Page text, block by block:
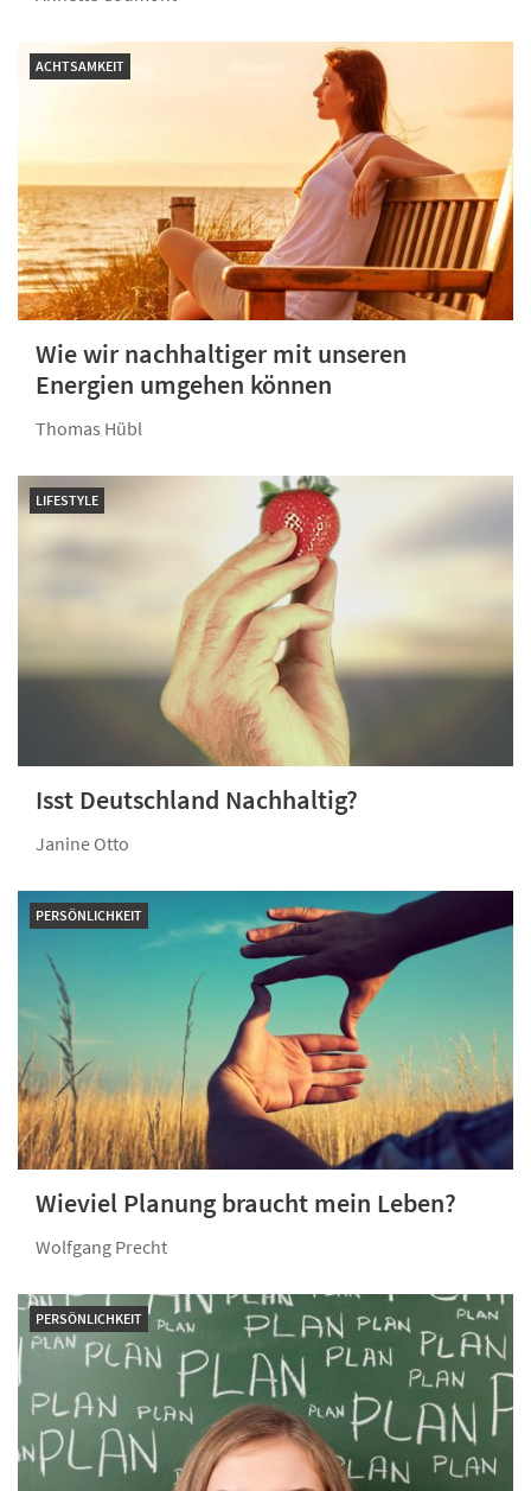
ACHTSAMKEIT
Wie wir nachhaltiger mit unseren
Energien umgehen können
Thomas Hübl
LIFESTYLE
Isst Deutschland Nachhaltig?
Janine Otto
PERSÖNLICHKEIT
Wieviel Planung braucht mein Leben?
Wolfgang Precht
PERSÖNLICHKEIT